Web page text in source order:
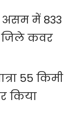
असम में 833
जिले कवर
55 किमी
किया